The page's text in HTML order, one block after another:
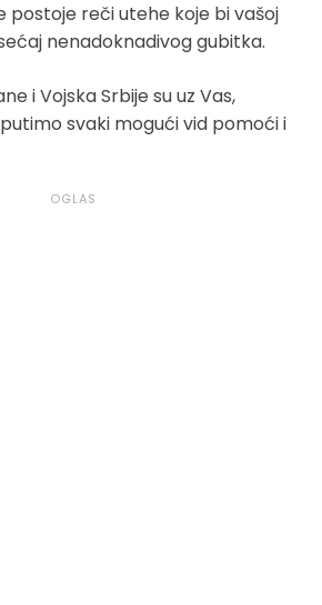
postoje reči utehe koje bi vašoj
nenadoknadivog gubitka.
i Vojska Srbije su uz Vas,
svaki mogući vid pomoći i